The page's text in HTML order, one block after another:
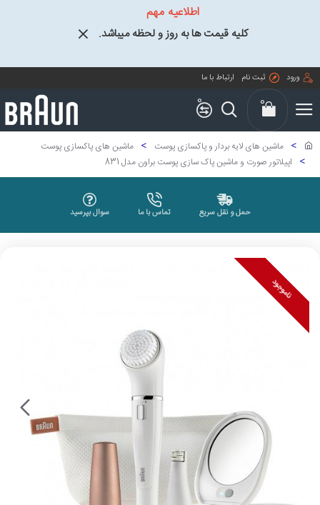
اطلاعیه مهم
کلیه قیمت ها به روز و لحظه میباشد.
ورود ثبت نام ارتباط با ما
0 0
ماشین های لایه بردار و پاکسازی پوست
ماشین های پاکسازی پوست
اپیلاتور صورت و ماشین پاک سازی پوست براون مدل 831
حمل و نقل سریع تماس با ما سوال بپرسید
ناموجود